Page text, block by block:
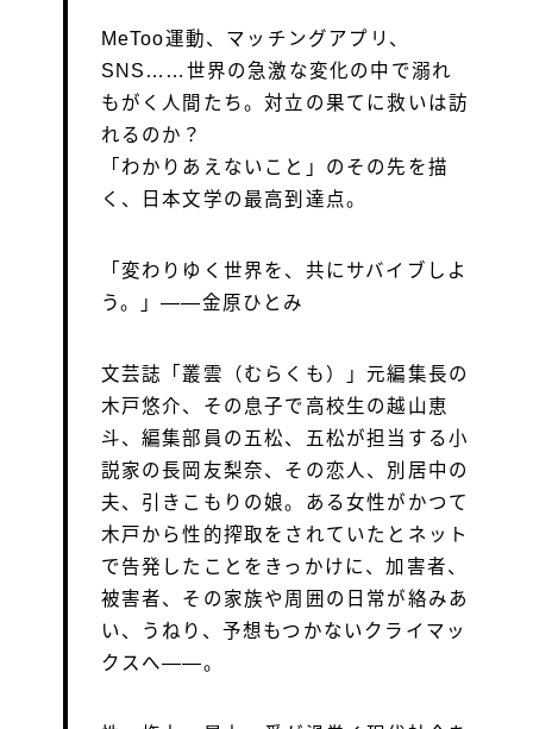
MeToo運動、マッチングアプリ、
SNS……世界の急激な変化の中で溺れ
もがく人間たち。対立の果てに救いは訪
れるのか？
「わかりあえないこと」のその先を描
く、日本文学の最高到達点。
「変わりゆく世界を、共にサバイブしよ
う。」――金原ひとみ
文芸誌「叢雲（むらくも）」元編集長の
木戸悠介、その息子で高校生の越山恵
斗、編集部員の五松、五松が担当する小
説家の長岡友梨奈、その恋人、別居中の
夫、引きこもりの娘。ある女性がかつて
木戸から性的搾取をされていたとネット
で告発したことをきっかけに、加害者、
被害者、その家族や周囲の日常が絡みあ
い、うねり、予想もつかないクライマッ
クスへ——。